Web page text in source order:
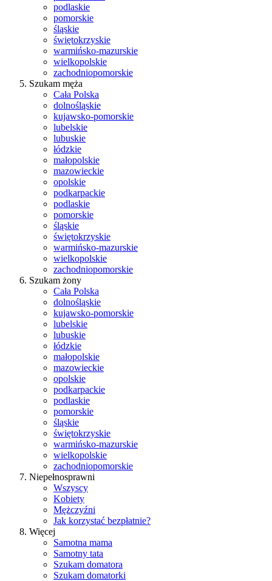
podlaskie
pomorskie
śląskie
świętokrzyskie
warmińsko-mazurskie
wielkopolskie
zachodniopomorskie
Szukam męża
Cała Polska
dolnośląskie
kujawsko-pomorskie
lubelskie
lubuskie
łódzkie
małopolskie
mazowieckie
opolskie
podkarpackie
podlaskie
pomorskie
śląskie
świętokrzyskie
warmińsko-mazurskie
wielkopolskie
zachodniopomorskie
Szukam żony
Cała Polska
dolnośląskie
kujawsko-pomorskie
lubelskie
lubuskie
łódzkie
małopolskie
mazowieckie
opolskie
podkarpackie
podlaskie
pomorskie
śląskie
świętokrzyskie
warmińsko-mazurskie
wielkopolskie
zachodniopomorskie
Niepełnosprawni
Wszyscy
Kobiety
Mężczyźni
Jak korzystać bezpłatnie?
Więcej
Samotna mama
Samotny tata
Szukam domatora
Szukam domatorki